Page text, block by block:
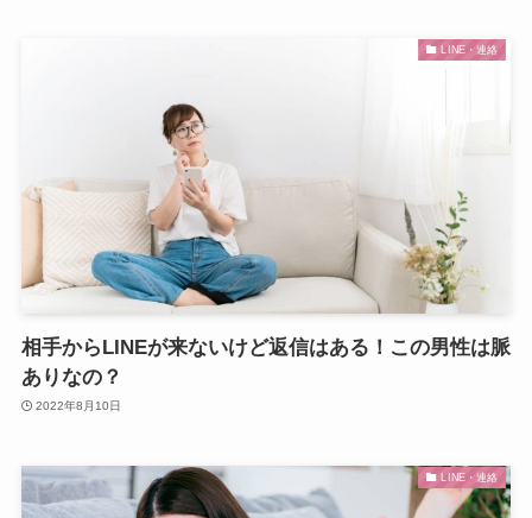
LINE・連絡
相手からLINEが来ないけど返信はある！この男性は脈
ありなの？
2022年8月10日
LINE・連絡